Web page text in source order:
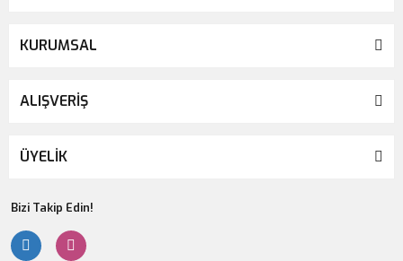
KURUMSAL
ALIŞVERİŞ
ÜYELİK
Bizi Takip Edin!